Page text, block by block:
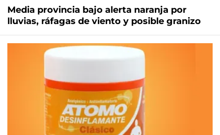
Media provincia bajo alerta naranja por
lluvias, ráfagas de viento y posible granizo